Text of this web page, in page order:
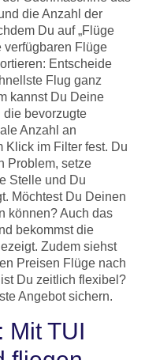
die Anzahl der
Du auf „Flüge
verfügbaren Flüge
Entscheide
Flug ganz
kannst Du Deine
die bevorzugte
Anzahl an
Klick im Filter fest. Du
Problem, setze
Stelle und Du
Möchtest Du Deinen
können? Auch das
bekommst die
Zudem siehst
Preisen Flüge nach
Du zeitlich flexibel?
Angebot sichern.
Mit TUI